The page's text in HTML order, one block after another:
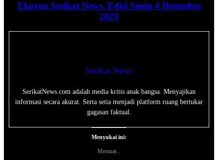
Ekoran Serikat News, Edisi Senin 4 Desember
2023
Serikat News
SerikatNews.com adalah media kritis anak bangsa. Menyajikan
informasi secara akurat. Serta setia menjadi platform ruang bertukar
gagasan faktual.
Menyukai ini:
Memuat...